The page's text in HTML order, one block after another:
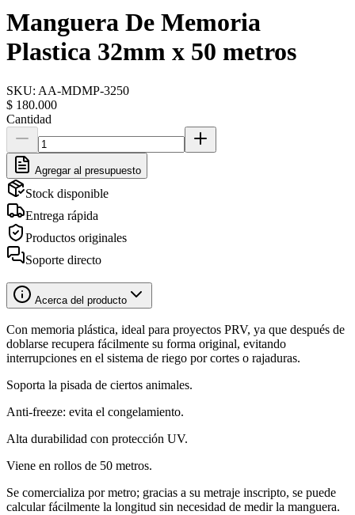
Manguera De Memoria
Plastica 32mm x 50 metros
SKU: AA-MDMP-3250
$ 180.000
Cantidad
Agregar al presupuesto
Stock disponible
Entrega rápida
Productos originales
Soporte directo
Acerca del producto
Con memoria plástica, ideal para proyectos PRV, ya que después de
doblarse recupera fácilmente su forma original, evitando
interrupciones en el sistema de riego por cortes o rajaduras.
Soporta la pisada de ciertos animales.
Anti-freeze: evita el congelamiento.
Alta durabilidad con protección UV.
Viene en rollos de 50 metros.
Se comercializa por metro; gracias a su metraje inscripto, se puede
calcular fácilmente la longitud sin necesidad de medir la manguera.